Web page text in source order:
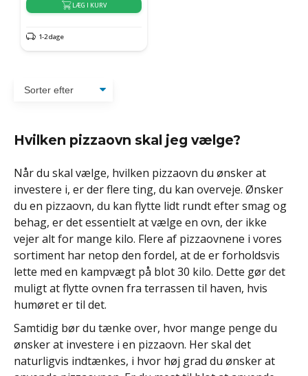
LÆG I KURV
1-2 dage
Hvilken pizzaovn skal jeg vælge?
Når du skal vælge, hvilken pizzaovn du ønsker at
investere i, er der flere ting, du kan overveje. Ønsker
du en pizzaovn, du kan flytte lidt rundt efter smag og
behag, er det essentielt at vælge en ovn, der ikke
vejer alt for mange kilo. Flere af pizzaovnene i vores
sortiment har netop den fordel, at de er forholdsvis
lette med en kampvægt på blot 30 kilo. Dette gør det
muligt at flytte ovnen fra terrassen til haven, hvis
humøret er til det.
Samtidig bør du tænke over, hvor mange penge du
ønsker at investere i en pizzaovn. Her skal det
naturligvis indtænkes, i hvor høj grad du ønsker at